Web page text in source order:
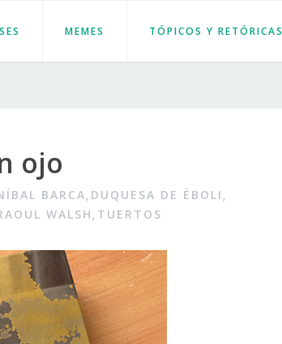
MEMES TÓPICOS Y RETÓRICAS
ojo
BARCA, DUQUESA DE ÉBOLI,
WALSH, TUERTOS